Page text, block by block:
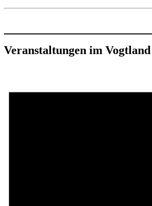
Veranstaltungen im Vogtland